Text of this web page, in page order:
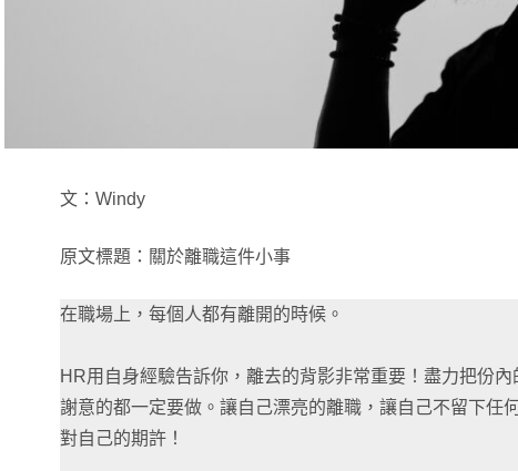
文：Windy
原文標題：關於離職這件小事
在職場上，每個人都有離開的時候。
HR用自身經驗告訴你，離去的背影非常重要！盡力把份
謝意的都一定要做。讓自己漂亮的離職，讓自己不留下任
對自己的期許！